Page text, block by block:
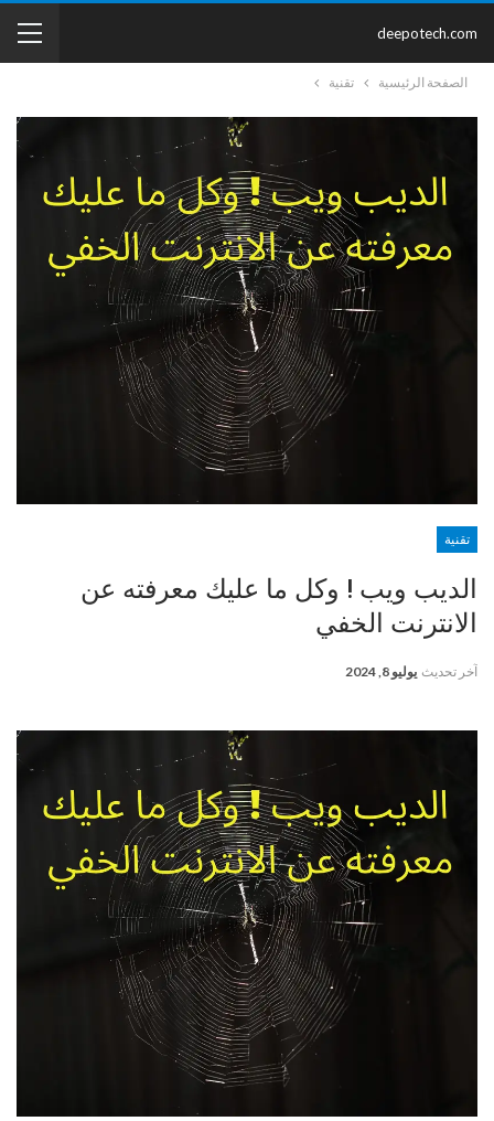
deepotech.com
الصفحة الرئيسية تقنية
تقنية
الديب ويب ! وكل ما عليك معرفته عن
الانترنت الخفي
آخر تحديث يوليو 8, 2024